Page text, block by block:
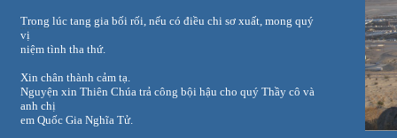
Trong lúc tang gia bối rối, nếu có điều chi sơ xuất, mong quý
vị
niệm tình tha thứ.
Xin chân thành cảm tạ.
Nguyện xin Thiên Chúa trả công bội hậu cho quý Thầy cô và
anh chị
em Quốc Gia Nghĩa Tử.